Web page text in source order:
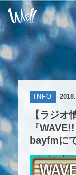
INFO
【ラジオ
『
bayfmに